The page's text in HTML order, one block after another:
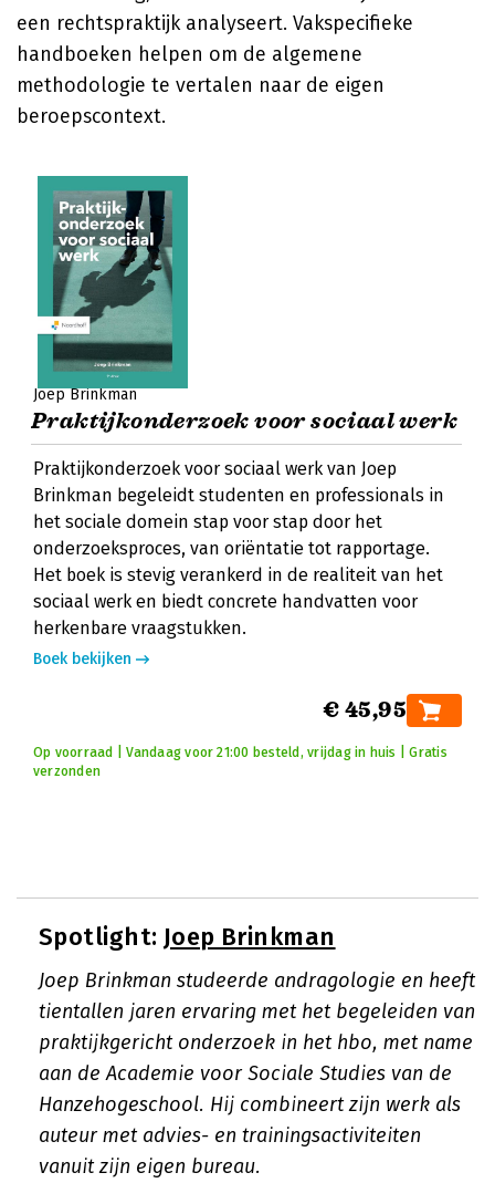
een rechtspraktijk analyseert. Vakspecifieke
handboeken helpen om de algemene
methodologie te vertalen naar de eigen
beroepscontext.
Joep Brinkman
Praktijkonderzoek voor sociaal werk
Praktijkonderzoek voor sociaal werk van Joep
Brinkman begeleidt studenten en professionals in
het sociale domein stap voor stap door het
onderzoeksproces, van oriëntatie tot rapportage.
Het boek is stevig verankerd in de realiteit van het
sociaal werk en biedt concrete handvatten voor
herkenbare vraagstukken.
Boek bekijken
€ 45,95
Op voorraad | Vandaag voor 21:00 besteld, vrijdag in huis | Gratis
verzonden
Spotlight: Joep Brinkman
Joep Brinkman studeerde andragologie en heeft
tientallen jaren ervaring met het begeleiden van
praktijkgericht onderzoek in het hbo, met name
aan de Academie voor Sociale Studies van de
Hanzehogeschool. Hij combineert zijn werk als
auteur met advies- en trainingsactiviteiten
vanuit zijn eigen bureau.